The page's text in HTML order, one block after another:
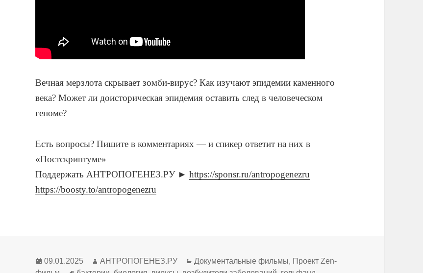
Вечная мерзлота скрывает зомби-вирус? Как изучают эпидемии каменного
века? Может ли доисторическая эпидемия оставить след в человеческом
геноме?
Есть вопросы? Пишите в комментариях — и спикер ответит на них в
«Постскриптуме»
Поддержать АНТРОПОГЕНЕЗ.РУ ►https://sponsr.ru/antropogenezru
https://boosty.to/antropogenezru
Опубликовано
09.01.2025 Автор
АНТРОПОГЕНЕЗ.РУ Рубрики
Документальные фильмы, Проект Zen-